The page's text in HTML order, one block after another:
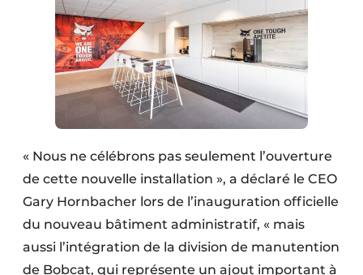
« Nous ne célébrons pas seulement l’ouverture
de cette nouvelle installation », a déclaré le CEO
Gary Hornbacher lors de l’inauguration officielle
du nouveau bâtiment administratif, « mais
aussi l’intégration de la division de manutention
de Bobcat, qui représente un ajout important à